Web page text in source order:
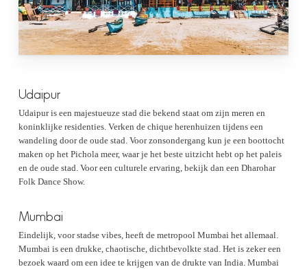
Udaipur
Udaipur is een majestueuze stad die bekend staat om zijn meren en
koninklijke residenties. Verken de chique herenhuizen tijdens een
wandeling door de oude stad. Voor zonsondergang kun je een boottocht
maken op het Pichola meer, waar je het beste uitzicht hebt op het paleis
en de oude stad. Voor een culturele ervaring, bekijk dan een Dharohar
Folk Dance Show.
Mumbai
Eindelijk, voor stadse vibes, heeft de metropool Mumbai het allemaal.
Mumbai is een drukke, chaotische, dichtbevolkte stad. Het is zeker een
bezoek waard om een idee te krijgen van de drukte van India. Mumbai